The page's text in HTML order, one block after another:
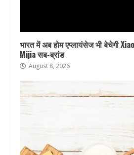
भारत में अब होम एप्लायंसेज भी बेचेगी
Mijia सब-ब्रांड
August 8, 2026